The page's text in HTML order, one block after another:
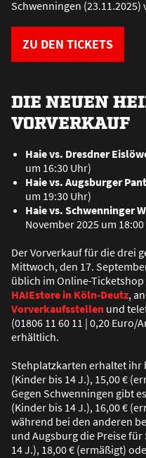
Schwenningen (23.11.2025)
ZU DEN TICKETS
DIE NEUEN
VORVERKAUF
Haie vs. Dresdner
um 16:30 Uhr)
Haie vs. Augsburger
um 19:30 Uhr)
Haie vs. Schwenninger
November 2025 um
Der Vorverkauf für die drei
Mittwoch, den 17.
üblich im Online-
HAIEstore in Köln-Deutz,
Vorverkaufsstellen und
(01806 11 60 11 | 0,20
erhältlich.
Stehplatzkarten erhaltet ihr
(Kinder bis 14 J.), 15,00 €
Gegen Schwenningen gibt
(Kinder bis 14 J.), 16,00 €
während bei den anderen
und Augsburg die Preise
14 J.), 18,00 € (ermäßigt)